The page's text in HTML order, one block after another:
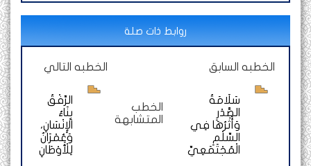
روابط ذات صلة
الخطبه السابق
سَلَامَةُ
الصَّدْرِ
وَأَثَرُهَا فِي
السِّلْمِ
الْمُجْتَمَعِيِّ
الخطب
المتشابهة
الخطبه التالي
الرِّفْقُ
بِنَاءُ
الْإِنْسَانِ،
وَعُمْرَانٌ
لِلْأَوْطَانِ